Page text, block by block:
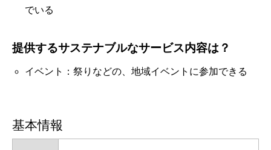
でいる
提供するサステナブルなサービス内容は？
イベント：祭りなどの、地域イベントに参加できる
基本情報